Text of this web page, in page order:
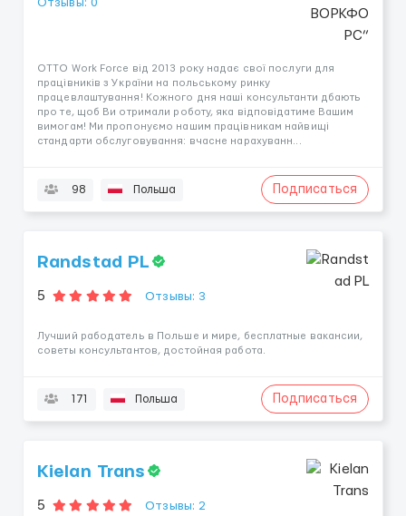
Отзывы: 0
OTTO Work Force від 2013 року надає свої послуги для
працівників з України на польському ринку
працевлаштування! Кожного дня наші консультанти дбають
про те, щоб Ви отримали роботу, яка відповідатиме Вашим
вимогам! Ми пропонуємо нашим працівникам найвищі
стандарти обслуговування: вчасне нарахуванн...
98 Польша Подписаться
Randstad PL
5 Отзывы: 3
Лучший рабодатель в Польше и мире, бесплатные вакансии,
советы консультантов, достойная работа.
171 Польша Подписаться
Kielan Trans
5 Отзывы: 2